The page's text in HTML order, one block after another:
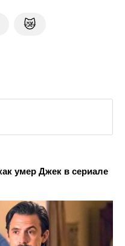
😿
умер Джек в сериале